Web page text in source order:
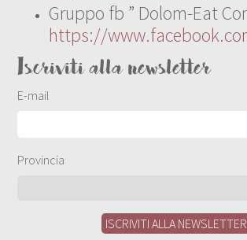
Gruppo fb ” Dolom-Eat
https://
Iscriviti alla newsletter
E-mail
Provincia